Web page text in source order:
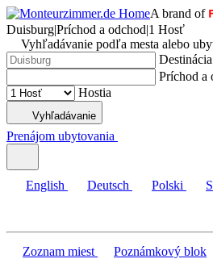
A brand of
Duisburg|Príchod a odchod|1 Hosť
Vyhľadávanie podľa mesta alebo
Destinácia
Príchod a
Hostia
Vyhľadávanie
Prenájom ubytovania
English Deutsch Polski
Zoznam miest Poznámkový blok